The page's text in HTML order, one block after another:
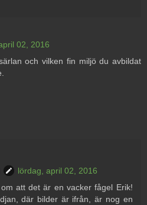
02, 2016
och vilken fin miljö du avbildat
lördag, april 02, 2016
att det är en vacker fågel Erik!
där bilder är ifrån, är nog en